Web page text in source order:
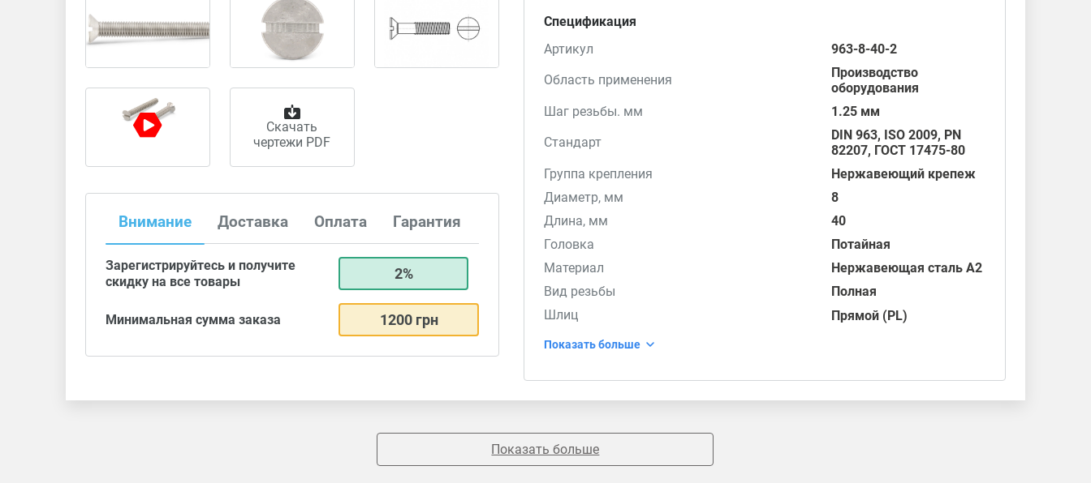
Скачать
чертежи PDF
Внимание Доставка Оплата Гарантия
Зарегистрируйтесь и получите
скидку на все товары
2%
Минимальная сумма заказа 1200 грн
Спецификация
Артикул
963-8-40-2
Область применения
Производство
оборудования
Шаг резьбы. мм
1.25 мм
Стандарт
DIN 963, ISO 2009, PN
82207, ГОСТ 17475-80
Группа крепления
Нержавеющий крепеж
Диаметр, мм
8
Длина, мм
40
Головка
Потайная
Материал
Нержавеющая сталь А2
Вид резьбы
Полная
Шлиц
Прямой (PL)
Показать больше
Показать больше